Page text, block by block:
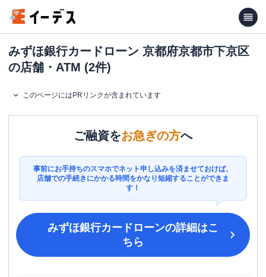
みずほ銀行カードローン 京都府京都市下京区
の店舗・ATM (2件)
このページにはPRリンクが含まれています
ご融資をお急ぎの方へ
事前にお手持ちのスマホでネット申し込みを済ませておけば、
店舗での手続きにかかる時間をかなり短縮することができま
す！
みずほ銀行カードローンの詳細はこ
ちら